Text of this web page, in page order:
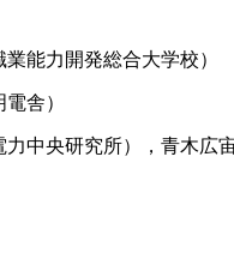
能力開発総合大学校
舎）
力中央研究所），青木広